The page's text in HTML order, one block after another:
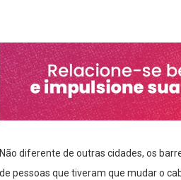
Não diferente de outras cidades, os
de pessoas que tiveram que mudar o